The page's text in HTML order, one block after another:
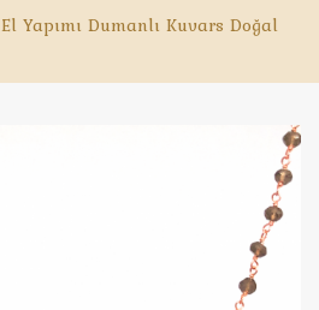
El Yapımı Dumanlı Kuvars Doğal